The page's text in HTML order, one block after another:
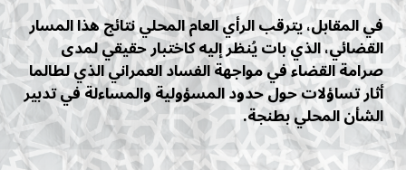
في المقابل، يترقب الرأي العام المحلي نتائج هذا المسار
القضائي، الذي بات يُنظر إليه كاختبار حقيقي لمدى
صرامة القضاء في مواجهة الفساد العمراني الذي لطالما
أثار تساؤلات حول حدود المسؤولية والمساءلة في تدبير
الشأن المحلي بطنجة.